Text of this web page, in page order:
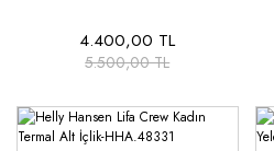
4.400,00 TL
5.500,00 TL